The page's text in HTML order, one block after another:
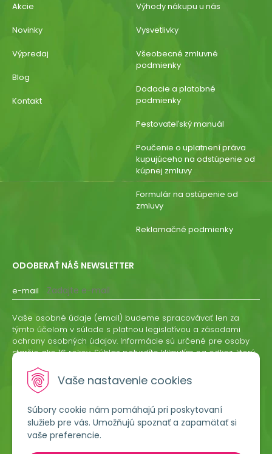
Vaše nastavenie cookies
Súbory cookie nám pomáhajú pri poskytovaní
služieb pre vás. Umožňujú spoznať a zapamätať si
vaše preferencie.
Akcie
Novinky
Výpredaj
Blog
Kontakt
Výhody nákupu u nás
Vysvetlivky
Všeobecné zmluvné
podmienky
Dodacie a platobné
podmienky
Pestovateľský manuál
Poučenie o uplatnení práva
kupujúceho na odstúpenie od
kúpnej zmluvy
Formulár na ostúpenie od
zmluvy
Reklamačné podmienky
ODOBERAŤ NÁŠ NEWSLETTER
e-mail
ODOBERAŤ
Vaše osobné údaje (email) budeme spracovávať len za
týmto účelom v súlade s platnou legislatívou a zásadami
ochrany osobných údajov. Informácie sú určené pre osoby
staršie ako 16 rokov. Súhlas potvrdíte kliknutím na odkaz, ktorý
odvolať písomne, emailom alebo kliknutím na odkaz z
ktoréhokoľvek informačného emailu.